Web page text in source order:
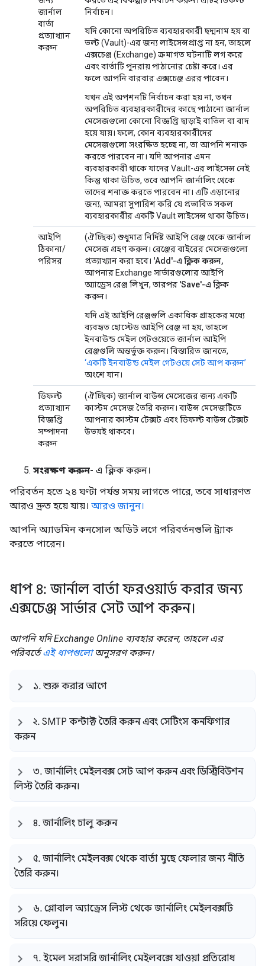
জার্নাল
বার্তা
প্রত্যাখ্যান
করুন
নির্বাচন।
যদি কোনো অপরিচিত ব্যবহারকারী ছদ্মনাম হয় বা
ভল্ট (Vault)-এর জন্য লাইসেন্সপ্রাপ্ত না হন, তাহলে
এক্সচেঞ্জ (Exchange) ক্রমাগত ঘটনাটি লগ করে
এবং বার্তাটি পুনরায় পাঠানোর চেষ্টা করে। এর
ফলে আপনি বারবার এক্সচেঞ্জ এরর পাবেন।
যখন এই অপশনটি নির্বাচন করা হয় না, তখন
অপরিচিত ব্যবহারকারীদের কাছে পাঠানো জার্নাল
মেসেজগুলো কোনো বিজ্ঞপ্তি ছাড়াই বাতিল বা বাদ
হয়ে যায়। ফলে, কোন ব্যবহারকারীদের
মেসেজগুলো সংরক্ষিত হচ্ছে না, তা আপনি শনাক্ত
করতে পারবেন না। যদি আপনার এমন
ব্যবহারকারী থাকে যাদের Vault-এর লাইসেন্স নেই
কিন্তু থাকা উচিত, তবে আপনি জার্নালিং থেকে
তাদের শনাক্ত করতে পারবেন না। এটি এড়ানোর
জন্য, আমরা সুপারিশ করি যে প্রভাবিত সকল
ব্যবহারকারীর একটি Vault লাইসেন্স থাকা উচিত।
আইপি
ঠিকানা/
পরিসর
(ঐচ্ছিক) শুধুমাত্র নির্দিষ্ট আইপি রেঞ্জ থেকে জার্নাল
মেসেজ গ্রহণ করুন। রেঞ্জের বাইরের মেসেজগুলো
প্রত্যাখ্যান করা হবে। 'Add'-এ ক্লিক করুন,
আপনার Exchange সার্ভারগুলোর আইপি
অ্যাড্রেস রেঞ্জ লিখুন, তারপর 'Save'-এ ক্লিক
করুন।
যদি এই আইপি রেঞ্জগুলি একাধিক গ্রাহকের মধ্যে
ব্যবহৃত হোস্টেড আইপি রেঞ্জ না হয়, তাহলে
ইনবাউন্ড মেইল ​​গেটওয়েতে জার্নাল আইপি
রেঞ্জগুলি অন্তর্ভুক্ত করুন। বিস্তারিত জানতে,
‘একটি ইনবাউন্ড মেইল ​​গেটওয়ে সেট আপ করুন’
অংশে যান।
ডিফল্ট
প্রত্যাখ্যান
বিজ্ঞপ্তি
সম্পাদনা
করুন
(ঐচ্ছিক) জার্নাল বাউন্স মেসেজের জন্য একটি
কাস্টম মেসেজ তৈরি করুন। বাউন্স মেসেজটিতে
আপনার কাস্টম টেক্সট এবং ডিফল্ট বাউন্স টেক্সট
উভয়ই থাকবে।
সংরক্ষণ করুন- এ ক্লিক করুন।
পরিবর্তন হতে ২৪ ঘণ্টা পর্যন্ত সময় লাগতে পারে, তবে সাধারণত
আরও দ্রুত হয়ে যায়। আরও জানুন।
আপনি অ্যাডমিন কনসোল অডিট লগে পরিবর্তনগুলি ট্র্যাক
করতে পারেন।
ধাপ ৪: জার্নাল বার্তা ফরওয়ার্ড করার জন্য
এক্সচেঞ্জ সার্ভার সেট আপ করুন।
আপনি যদি Exchange Online ব্যবহার করেন, তাহলে এর
পরিবর্তেএই ধাপগুলোঅনুসরণ করুন।
১. শুরু করার আগে
২. SMTP কন্টাক্ট তৈরি করুন এবং সেটিংস কনফিগার
করুন
৩. জার্নালিং মেইলবক্স সেট আপ করুন এবং ডিস্ট্রিবিউশন
লিস্ট তৈরি করুন।
৪. জার্নালিং চালু করুন
৫. জার্নালিং মেইলবক্স থেকে বার্তা মুছে ফেলার জন্য নীতি
তৈরি করুন।
৬. গ্লোবাল অ্যাড্রেস লিস্ট থেকে জার্নালিং মেইলবক্সটি
সরিয়ে ফেলুন।
৭. ইমেল সরাসরি জার্নালিং মেইলবক্সে যাওয়া প্রতিরোধ